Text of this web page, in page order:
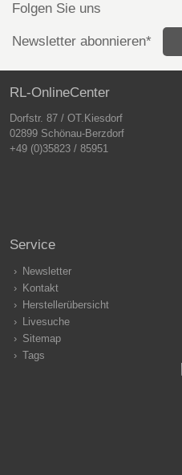
Folgen Sie uns
Newsletter abonnieren*
RL-OnlineCenter
Dorfstr. 87 / OT.Kiesdorf
02899 Schönau-Berzdorf
+49 (0)35823 / 85951
Service
Newsletter
Kontakt
Herstellerübersicht
Livesuche
Sitemap
Tags